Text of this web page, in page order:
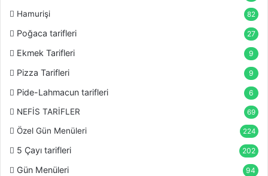
Hamurişi 82
Poğaca tarifleri 27
Ekmek Tarifleri 9
Pizza Tarifleri 9
Pide-Lahmacun tarifleri 6
NEFİS TARİFLER 69
Özel Gün Menüleri 224
5 Çayı tarifleri 202
Gün Menüleri 94